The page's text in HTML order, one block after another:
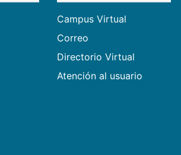
Campus Virtual
Correo
Directorio Virtual
Atención al usuario